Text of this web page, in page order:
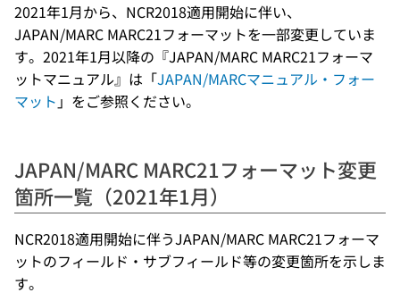
2021年1月から、NCR2018適用開始に伴い、
JAPAN/MARC MARC21フォーマットを一部変更していま
す。2021年1月以降の『JAPAN/MARC MARC21フォーマ
ットマニュアル』は「JAPAN/MARCマニュアル・フォー
マット 」をご参照ください。
JAPAN/MARC MARC21フォーマット変更
箇所一覧（2021年1月）
NCR2018適用開始に伴うJAPAN/MARC MARC21フォーマ
ットのフィールド・サブフィールド等の変更箇所を示しま
す。